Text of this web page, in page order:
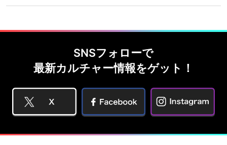
SNSフォローで
最新カルチャー情報をゲット！